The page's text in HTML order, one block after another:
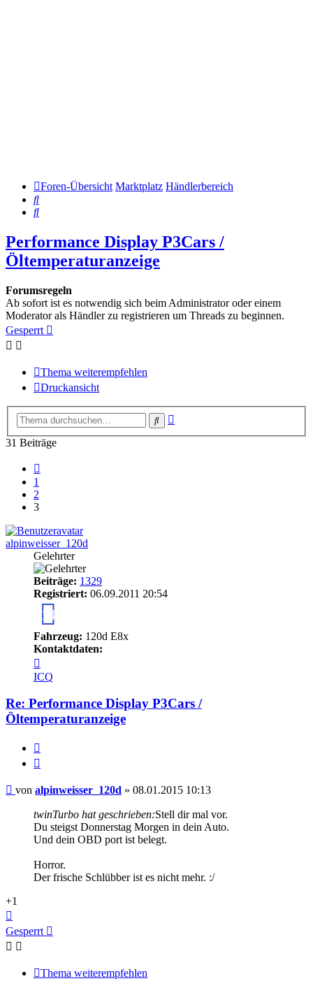
Foren-Übersicht Marktplatz Händlerbereich
Suche
Suche
Performance Display P3Cars /
Öltemperaturanzeige
Forumsregeln
Ab sofort ist es notwendig sich beim Administrator oder einem
Moderator als Händler zu registrieren um Threads zu beginnen.
Gesperrt
Thema weiterempfehlen
Druckansicht
Suche
31 Beiträge
1
2
3
alpinweisser_120d
Gelehrter
Beiträge: 1329
Registriert: 06.09.2011 20:54
14
Fahrzeug: 120d E8x
Kontaktdaten:
von
alpinweisser_120d
ICQ
Re: Performance Display P3Cars /
Öltemperaturanzeige
Beitrag
von alpinweisser_120d » 08.01.2015 10:13
twinTurbo hat geschrieben:Stell dir mal vor.
Du steigst Donnerstag Morgen in dein Auto.
Und dein OBD port ist belegt.
Horror.
Der frische Schlübber ist es nicht mehr. :/
+1
oben
Gesperrt
Thema weiterempfehlen